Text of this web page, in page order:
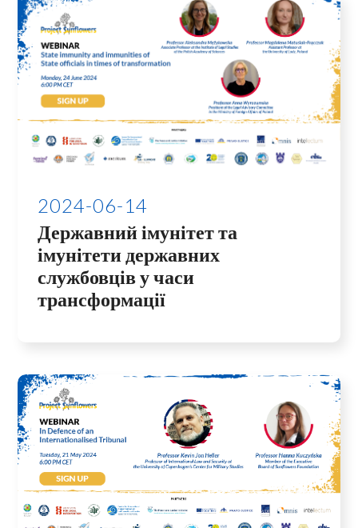
2024-06-14
Державний імунітет та
імунітети державних
службовців у часи
трансформації